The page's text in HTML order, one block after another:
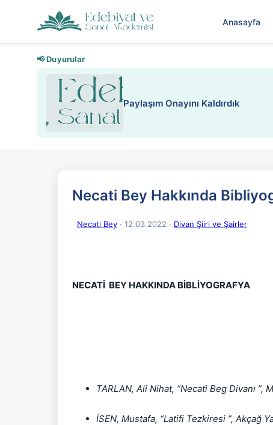
Anasayfa
📢 Duyurular
Nadir içeriklere kısıtlama ve
Necati Bey Hakkında
Necati Bey · 12.03.2022 · Divan Şiiri ve Şairler
NECATİ BEY HAKKINDA BİBLİYOGRAFYA
TARLAN, Ali Nihat, “Necati Beg Divanı ”,
İSEN, Mustafa, “Latifi Tezkiresi ”, Akçağ